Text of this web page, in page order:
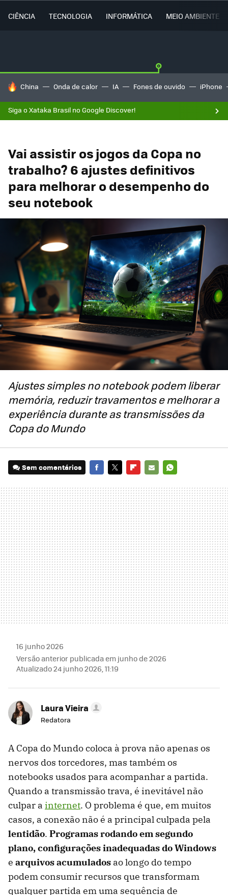
CIÊNCIA TECNOLOGIA INFORMÁTICA MEIO AMBIENTE
TENDÊNCIAS DO DIA
China Onda de calor IA Fones de ouvido iPhone
Siga o Xataka Brasil no Google Discover!
Vai assistir os jogos da Copa no
trabalho? 6 ajustes definitivos
para melhorar o desempenho do
seu notebook
Ajustes simples no notebook podem liberar
memória, reduzir travamentos e melhorar a
experiência durante as transmissões da
Copa do Mundo
Sem comentários
MAIL
16 junho 2026
Versão anterior publicada em junho de 2026
Atualizado 24 junho 2026, 11:19
Laura Vieira
Redatora
A Copa do Mundo coloca à prova não apenas os
nervos dos torcedores, mas também os
notebooks usados para acompanhar a partida.
Quando a transmissão trava, é inevitável não
culpar a internet. O problema é que, em muitos
casos, a conexão não é a principal culpada pela
lentidão. Programas rodando em segundo
plano, configurações inadequadas do Windows
e arquivos acumulados ao longo do tempo
podem consumir recursos que transformam
qualquer partida em uma sequência de